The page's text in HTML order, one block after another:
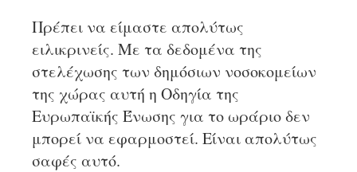
Πρέπει να είμαστε απολύτως
ειλικρινείς. Με τα δεδομένα της
στελέχωσης των δημόσιων νοσοκομείων
της χώρας αυτή η Οδηγία της
Ευρωπαϊκής Ένωσης για το ωράριο δεν
μπορεί να εφαρμοστεί. Είναι απολύτως
σαφές αυτό.